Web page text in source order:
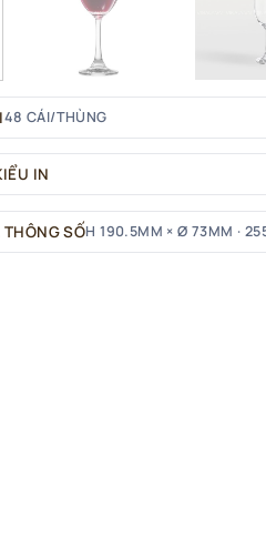
48 CÁI/THÙNG
IN
SỐH 190.5MM × Ø 73MM ·